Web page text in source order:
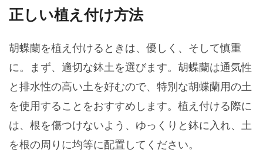
正しい植え付け方法
胡蝶蘭を植え付けるときは、優しく、そして慎重
に。まず、適切な鉢土を選びます。胡蝶蘭は通気性
と排水性の高い土を好むので、特別な胡蝶蘭用の土
を使用することをおすすめします。植え付ける際に
は、根を傷つけないよう、ゆっくりと鉢に入れ、土
を根の周りに均等に配置してください。